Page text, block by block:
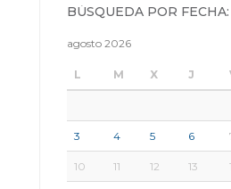
BÚSQUEDA POR FECHA:
agosto 2026
L M X J
3 4 5 6
10 11 12 13